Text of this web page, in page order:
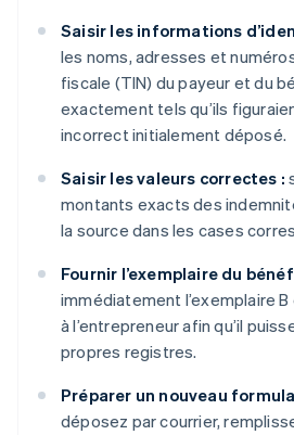
Saisir les informations
les noms, adresses et
fiscale (TIN) du payeur et du
exactement tels qu’ils
incorrect initialement déposé.
Saisir les valeurs correctes :
montants exacts des
la source dans les cases
Fournir l’exemplaire du
immédiatement l’exemplaire
à l’entrepreneur afin qu’il
propres registres.
Préparer un nouveau
déposez par courrier,